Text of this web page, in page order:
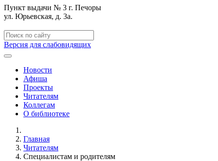
Пункт выдачи № 3 г. Печоры
ул. Юрьевская, д. 3а.
Версия для слабовидящих
Новости
Афиша
Проекты
Читателям
Коллегам
О библиотеке
Главная
Читателям
Специалистам и родителям